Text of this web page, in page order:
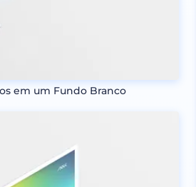
em um Fundo Branco